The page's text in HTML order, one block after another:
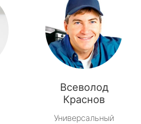
Всеволод
Краснов
Универсальный